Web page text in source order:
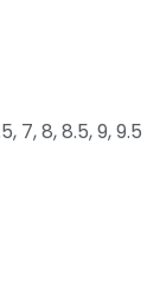
7, 8, 8.5, 9, 9.5